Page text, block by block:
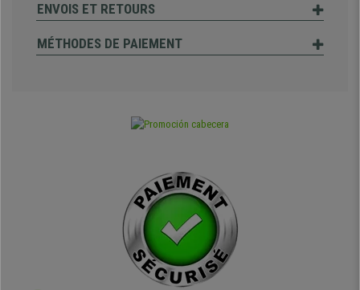
ENVOIS ET RETOURS
MÉTHODES DE PAIEMENT